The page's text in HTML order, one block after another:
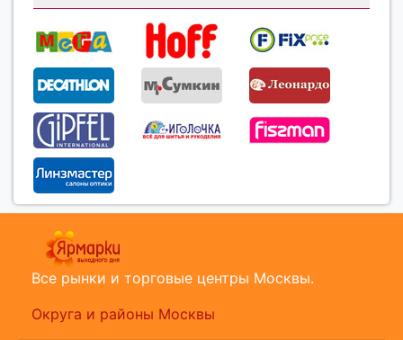
Все рынки и торговые центры Москвы.
Округа и районы Москвы